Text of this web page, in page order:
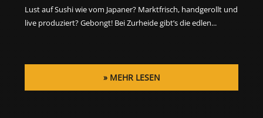
Lust auf Sushi wie vom Japaner? Marktfrisch, handgerollt und
live produziert? Gebongt! Bei Zurheide gibt’s die edlen...
MEHR LESEN